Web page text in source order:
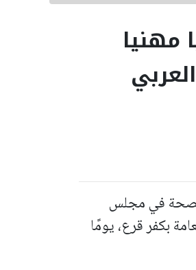
مهنيا
في مجلس
تموز 2026، في المكتبة العامة بكفر قرع، يومًا